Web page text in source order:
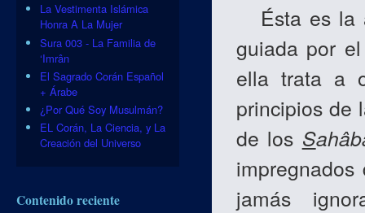
Ésta es la
guiada por
ella trata a
principios de
de los S
jamás
La Vestimenta Islámica
Honra A La Mujer
Sura 003 - La Familia de
‘Imrân
El Sagrado Corán Español
+ Árabe
¿Por Qué Soy Musulmán?
EL Corán, La Ciencia, y La
Creación del Universo
Contenido reciente